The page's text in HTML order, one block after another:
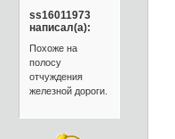
ss16011973
написал(а):
Похоже на
полосу
отчуждения
железной дороги.